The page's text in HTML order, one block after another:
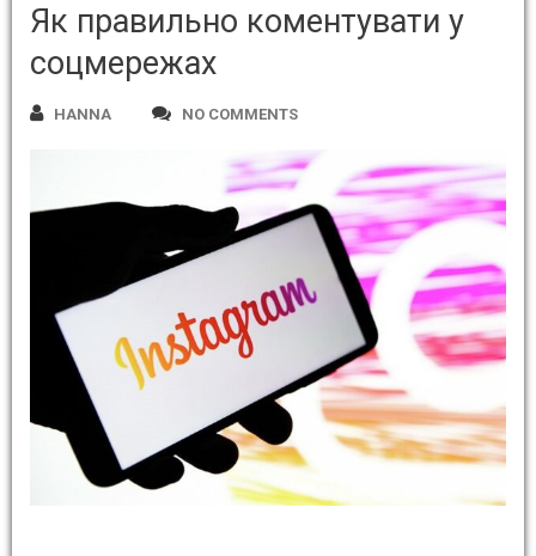
Як правильно коментувати у
соцмережах
HANNA NO COMMENTS